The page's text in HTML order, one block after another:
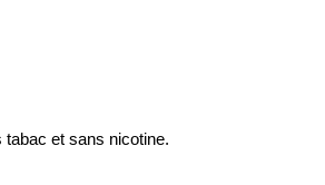
tabac et sans nicotine.